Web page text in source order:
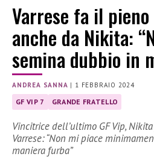
Varrese fa il
anche da Nikita:
semina dubbio in
ANDREA SANNA | 1 FEBBRAIO 2024
GF VIP 7 GRANDE FRATELLO
Vincitrice dell’ultimo GF Vip,
Varrese: “Non mi piace
maniera furba”